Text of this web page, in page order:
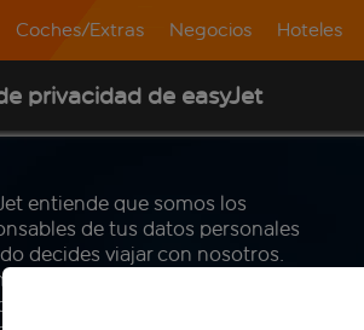
Coches/Extras Negocios Hoteles
privacidad de easyJet
entiende que somos los
de tus datos personales
decides viajar con nosotros.
ser claros sobre cómo
utilizamos,